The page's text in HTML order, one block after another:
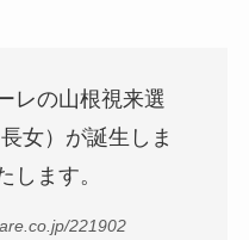
レの山根視来選
女）が誕生しま
します。
221902